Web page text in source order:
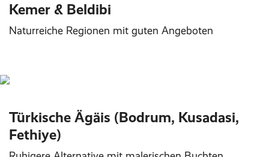
Kemer & Beldibi
Naturreiche Regionen mit guten Angeboten
Türkische Ägäis (Bodrum, Kusadasi,
Fethiye)